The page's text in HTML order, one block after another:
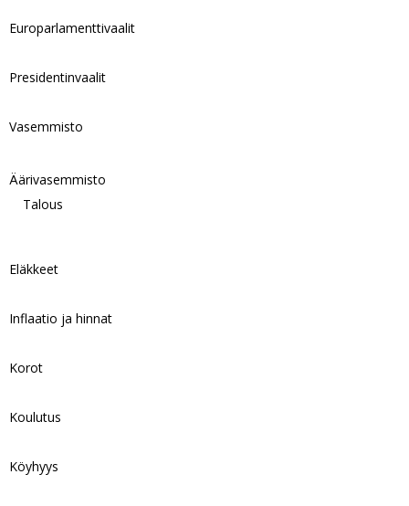
Europarlamenttivaalit
Presidentinvaalit
Vasemmisto
Äärivasemmisto
Talous
Eläkkeet
Inflaatio ja hinnat
Korot
Koulutus
Köyhyys